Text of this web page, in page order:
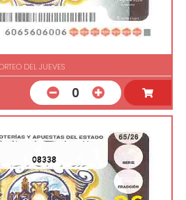
DEL JUEVES
0
08338